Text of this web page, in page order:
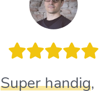
Super handig,